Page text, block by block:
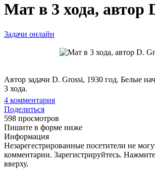
Мат в 3 хода, автор
Задачи онлайн
Автор задачи D. Grossi, 1930 год. Белые
3 хода.
4 комментария
Поделиться
598 просмотров
Пишите в форме ниже
Информация
Незарегестрированные посетители не
комментарии. Зарегистрируйтесь.
вверху.